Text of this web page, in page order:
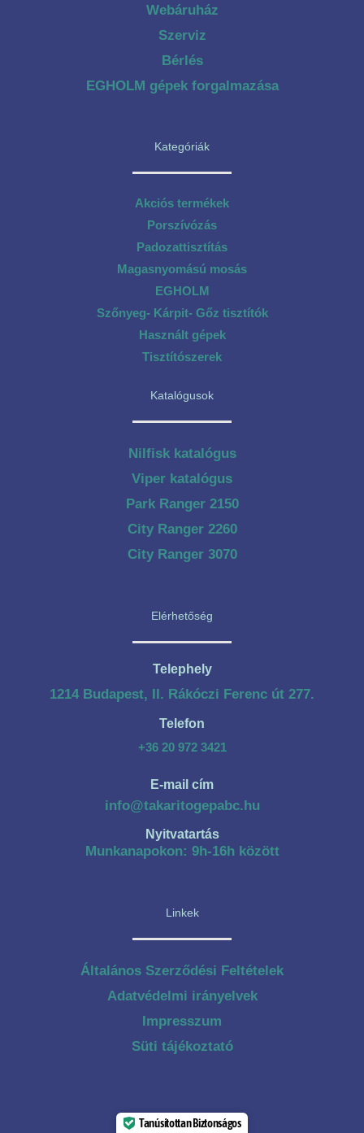
Webáruház
Szerviz
Bérlés
EGHOLM gépek forgalmazása
Kategóriák
Akciós termékek
Porszívózás
Padozattisztítás
Magasnyomású mosás
EGHOLM
Szőnyeg- Kárpit- Gőz tisztítók
Használt gépek
Tisztítószerek
Katalógusok
Nilfisk katalógus
Viper katalógus
Park Ranger 2150
City Ranger 2260
City Ranger 3070
Elérhetőség
Telephely
1214 Budapest, II. Rákóczi Ferenc út 277.
Telefon
+36 20 972 3421
E-mail cím
info@takaritogepabc.hu
Nyitvatartás
Munkanapokon: 9h-16h között
Linkek
Általános Szerződési Feltételek
Adatvédelmi irányelvek
Impresszum
Süti tájékoztató
Tanúsítottan Biztonságos